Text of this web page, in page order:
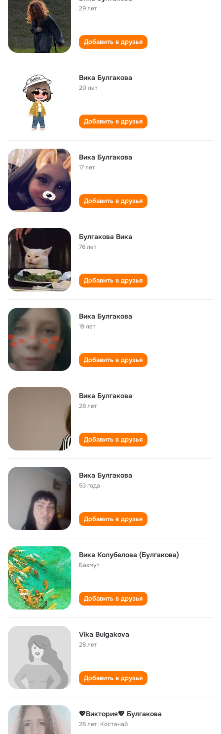
29 лет
Добавить в друзья
Вика Булгакова
20 лет
Добавить в друзья
Вика Булгакова
17 лет
Добавить в друзья
Булгакова Вика
76 лет
Добавить в друзья
Вика Булгакова
19 лет
Добавить в друзья
Вика Булгакова
28 лет
Добавить в друзья
Вика Булгакова
53 года
Добавить в друзья
Вика Колубелова (Булгакова)
Бахмут
Добавить в друзья
Vika Bulgakova
28 лет
Добавить в друзья
💖Виктория💖 Булгакова
26 лет, Костанай